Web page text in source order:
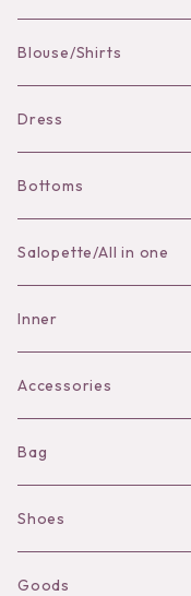
Blouse/Shirts
Dress
Bottoms
Skirt
Pants
Salopette/All in one
Inner
Bra
Shorts
Camisole
Long sleeve
Accessories
Necklace
Pierce/Earring
Ear Cuff
Bag
Shoes
Goods